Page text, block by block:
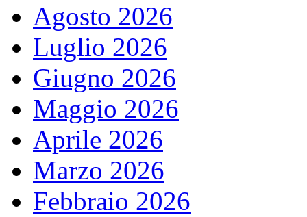
Agosto 2026
Luglio 2026
Giugno 2026
Maggio 2026
Aprile 2026
Marzo 2026
Febbraio 2026